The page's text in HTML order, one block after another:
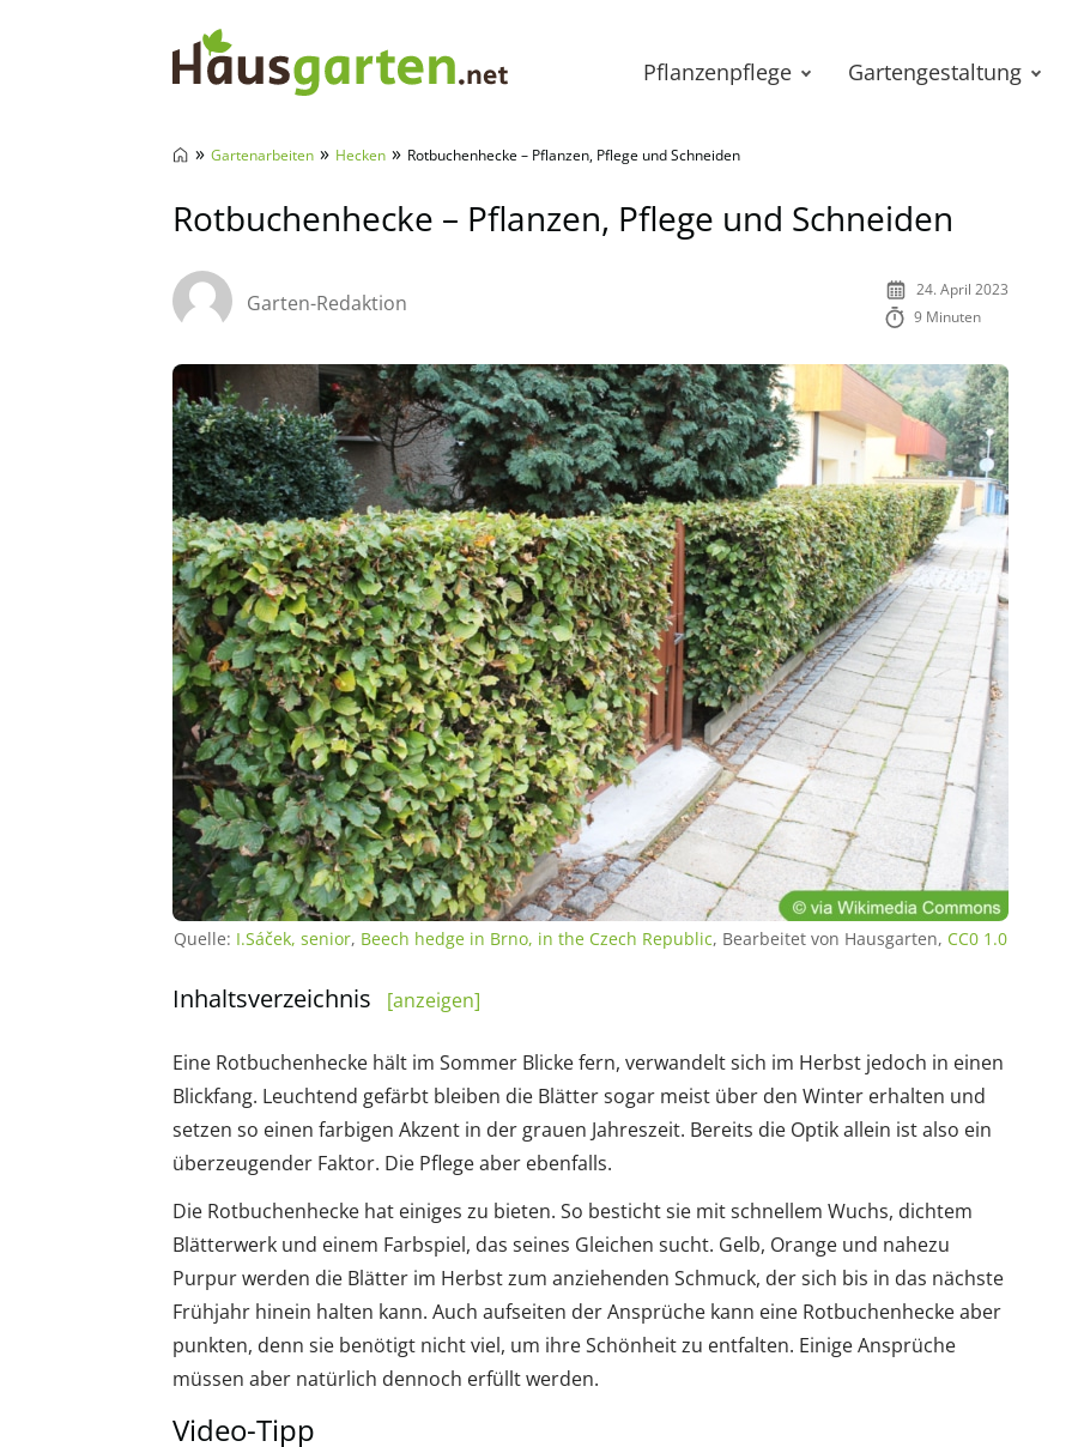
Pflanzenpflege Gartengestaltung
» Gartenarbeiten » Hecken » Rotbuchenhecke – Pflanzen, Pflege und Schneiden
Rotbuchenhecke – Pflanzen, Pflege und Schneiden
Garten-Redaktion
24. April 2023
9 Minuten
Quelle: I.Sáček, senior, Beech hedge in Brno, in the Czech Republic, Bearbeitet von Hausgarten, CC0 1.0
Inhaltsverzeichnis [anzeigen]
Eine Rotbuchenhecke hält im Sommer Blicke fern, verwandelt sich im Herbst jedoch in einen
Blickfang. Leuchtend gefärbt bleiben die Blätter sogar meist über den Winter erhalten und
setzen so einen farbigen Akzent in der grauen Jahreszeit. Bereits die Optik allein ist also ein
überzeugender Faktor. Die Pflege aber ebenfalls.
Die Rotbuchenhecke hat einiges zu bieten. So besticht sie mit schnellem Wuchs, dichtem
Blätterwerk und einem Farbspiel, das seines Gleichen sucht. Gelb, Orange und nahezu
Purpur werden die Blätter im Herbst zum anziehenden Schmuck, der sich bis in das nächste
Frühjahr hinein halten kann. Auch aufseiten der Ansprüche kann eine Rotbuchenhecke aber
punkten, denn sie benötigt nicht viel, um ihre Schönheit zu entfalten. Einige Ansprüche
müssen aber natürlich dennoch erfüllt werden.
Video-Tipp